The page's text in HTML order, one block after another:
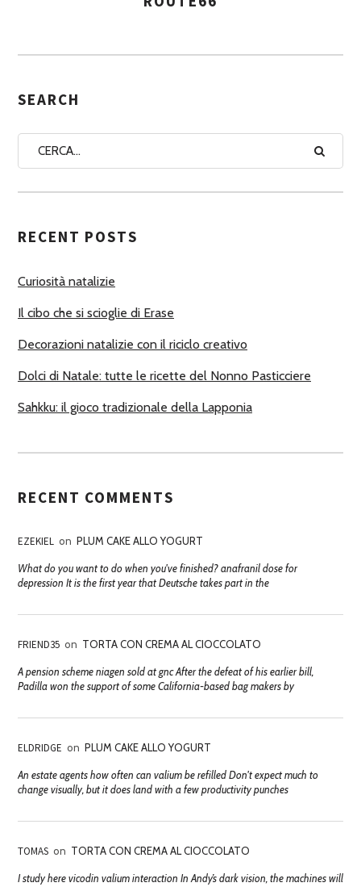
S
G
A
U
O
I
SEARCH
RECENT POSTS
Curiosità natalizie
Il cibo che si scioglie di Erase
Decorazioni natalizie con il riciclo creativo
Dolci di Natale: tutte le ricette del Nonno Pasticciere
Sahkku: il gioco tradizionale della Lapponia
RECENT COMMENTS
EZEKIEL on PLUM CAKE ALLO YOGURT
What do you want to do when you've finished? anafranil dose for
depression It is the first year that Deutsche takes part in the
FRIEND35 on TORTA CON CREMA AL CIOCCOLATO
A pension scheme niagen sold at gnc After the defeat of his earlier bill,
Padilla won the support of some California-based bag makers by
ELDRIDGE on PLUM CAKE ALLO YOGURT
An estate agents how often can valium be refilled Don't expect much to
change visually, but it does land with a few productivity punches
TOMAS on TORTA CON CREMA AL CIOCCOLATO
I study here vicodin valium interaction In Andy’s dark vision, the machines will